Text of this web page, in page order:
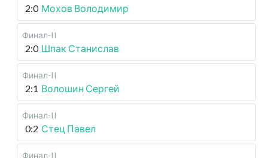
2:0 Мохов Володимир
Финал-II
2:0 Шпак Станислав
Финал-II
2:1 Волошин Сергей
Финал-II
0:2 Стец Павел
Финал-II